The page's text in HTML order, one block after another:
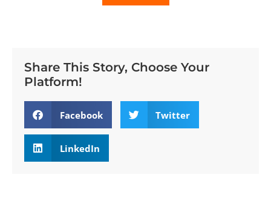
Share This Story, Choose Your
Platform!
Facebook Twitter
LinkedIn